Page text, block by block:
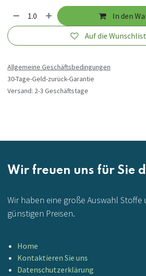
In den
Auf die
Allgemeine Geschäftsbedingungen
30-Tage-Geld-zurück-Garantie
Versand: 2-3 Geschäftstage
Wir freuen uns für Sie
Wir haben eine große Auswahl Stoffe
günstigen Preisen.
Home
Kontaktieren Sie uns
Datenschutzerklärung